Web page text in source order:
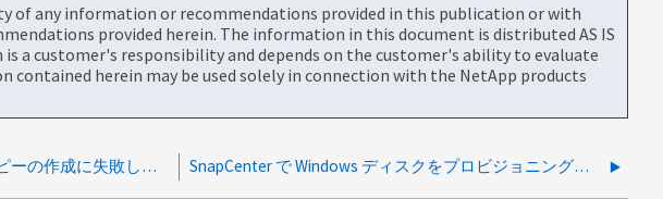
of any information or recommendations provided in this publication or with
provided herein. The information in this document is distributed AS IS
a customer's responsibility and depends on the customer's ability to evaluate
herein may be used solely in connection with the NetApp products
SnapCenter エラー：Snapshot コピーの作成に失敗しました：有効なストレージ システムが見つかりませんでした SnapCenter で Windows ディスクをプロビジョニングできませんでした